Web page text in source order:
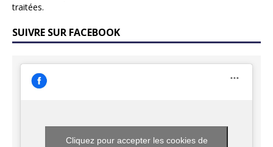
traitées.
SUIVRE SUR FACEBOOK
Cliquez pour accepter les cookies de